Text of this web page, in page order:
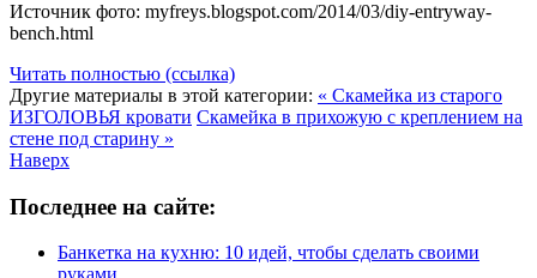
Источник фото: myfreys.blogspot.com/2014/03/diy-entryway-
bench.html
Читать полностью (ссылка)
Другие материалы в этой категории: « Скамейка из старого
ИЗГОЛОВЬЯ кровати Скамейка в прихожую с креплением на
стене под старину »
Наверх
Последнее на сайте:
Банкетка на кухню: 10 идей, чтобы сделать своими